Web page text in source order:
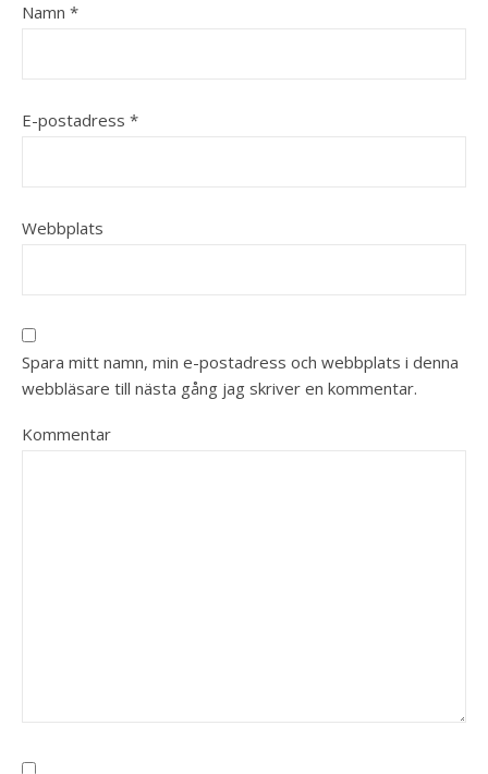
Namn *
E-postadress *
Webbplats
Spara mitt namn, min e-postadress och webbplats i denna
webbläsare till nästa gång jag skriver en kommentar.
Kommentar